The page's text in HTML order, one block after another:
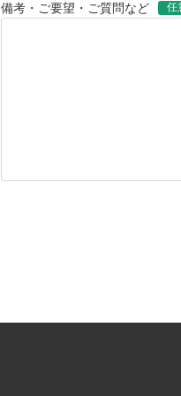
備考・ご要望・ご質問など 任